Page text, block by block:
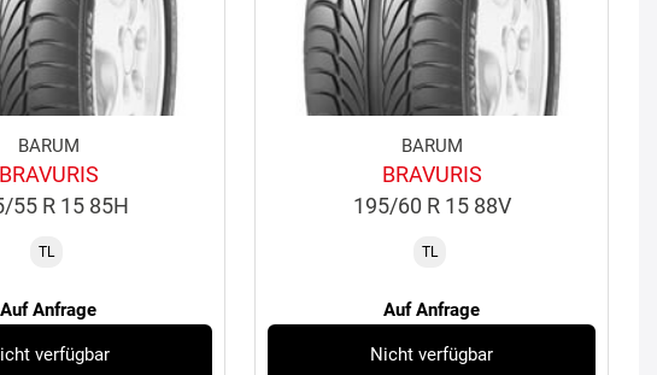
BARUM
BRAVURIS
55 R 15 85H
TL
Auf Anfrage
verfügbar
BARUM
BRAVURIS
195/60 R 15 88V
TL
Auf Anfrage
Nicht verfügbar